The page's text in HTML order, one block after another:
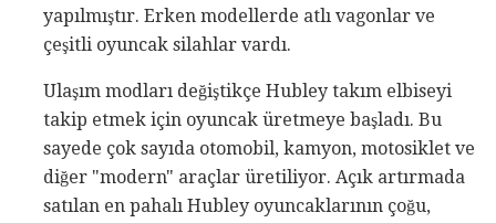
yapılmıştır. Erken modellerde atlı vagonlar ve
çeşitli oyuncak silahlar vardı.
Ulaşım modları değiştikçe Hubley takım elbiseyi
takip etmek için oyuncak üretmeye başladı. Bu
sayede çok sayıda otomobil, kamyon, motosiklet ve
diğer "modern" araçlar üretiliyor. Açık artırmada
satılan en pahalı Hubley oyuncaklarının çoğu,